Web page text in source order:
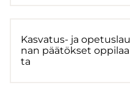
Kasvatus-​ ja
nan pää­tök­set
ta